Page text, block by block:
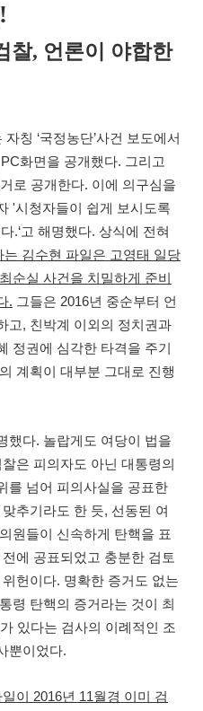
!
찰, 언론이 야합한
자칭 ‘국정농단’사건 보도에서
PC화면을 공개했다. 그리고
로 공개한다. 이에 의구심을
'시청자들이 쉽게 보시도록
.‘고 해명했다. 상식에 전혀
는 김수현 파일은 고영태 일당
순실 사건을 치밀하게 준비
. 그들은 2016년 중순부터 언
고, 친박계 이외의 정치권과
정권에 심각한 타격을 주기
계획이 대부분 그대로 진행
했다. 놀랍게도 여당이 법을
찰은 피의자도 아닌 대통령의
를 넘어 피의사실을 공표한
추기라도 한 듯, 선동된 여
원들이 신속하게 탄핵을 표
에 공표되었고 충분한 검토
헌이다. 명확한 증거도 없는
령 탄핵의 증거라는 것이 최
있다는 검사의 이례적인 조
뿐이었다.
이 2016년 11월경 이미 검